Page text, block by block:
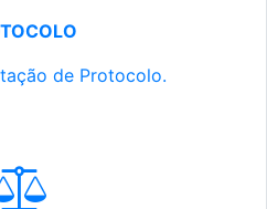
de Protocolo.